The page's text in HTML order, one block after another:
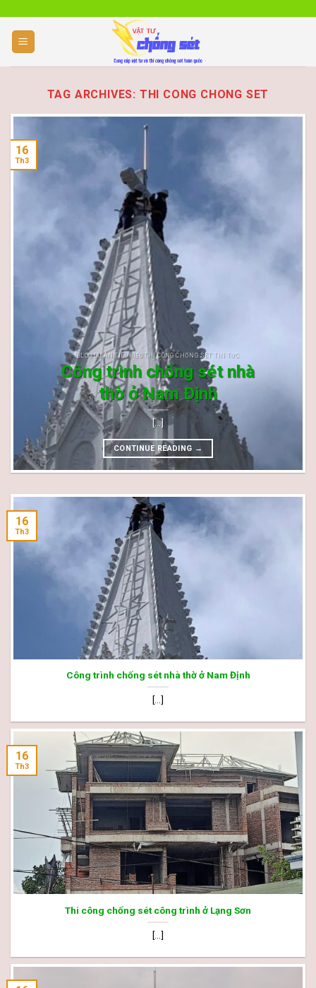
content
TAG ARCHIVES: THI CONG CHONG SET
BLOG DỰ ÁN TIÊU BIỂU THI CÔNG CHỐNG SÉT TIN TỨC
Công trình chống sét nhà
thờ ở Nam Định
[...]
CONTINUE READING →
16
Th3
Công trình chống sét nhà thờ ở Nam Định
[...]
16
Th3
Thi công chống sét công trình ở Lạng Sơn
[...]
16
Th3